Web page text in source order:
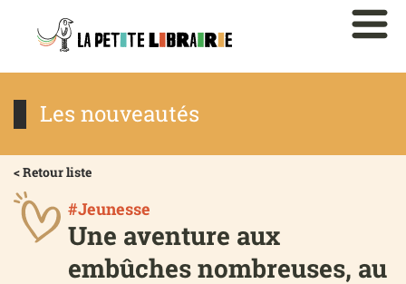
Les nouveautés
< Retour liste
#Jeunesse
Une aventure aux
embûches nombreuses, au